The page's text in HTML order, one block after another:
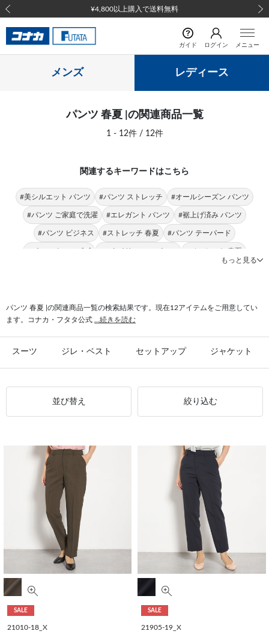
¥4,800以上購入で送料無料
前の画像
ガイド ログイン メニュー
メンズ レディース
パンツ 春夏 |の関連商品一覧
1 - 12件 / 12件
関連するキーワードはこちら
#美シルエット パンツ #パンツ ストレッチ #オールシーズン パンツ
#パンツ ご家庭で洗濯 #エレガント パンツ #裾上げ済み パンツ
#パンツ ビジネス #ストレッチ 春夏 #パンツ テーパード
#パンツ クールビズ #スタイリッシュ パンツ #ジャケット 春夏
もっと見る
パンツ 春夏 |の関連商品一覧の検索結果です。現在12アイテムをご用意してい
ます。コナカ・フタタ公式
...続きを読む
スーツ ジレ・ベスト セットアップ ジャケット
並び替え 絞り込む
SALE
21010-18_X
SALE
21905-19_X